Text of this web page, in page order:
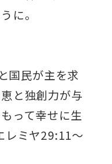
に。
国民が主を求
と独創力が与
って幸せに生
レミヤ29:11～